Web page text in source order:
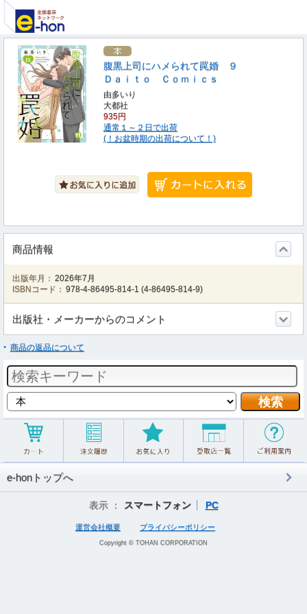
腹黒上司にハメられて罠婚 ９
Ｄａｉｔｏ Ｃｏｍｉｃｓ
由多いり
大都社
935円
通常１～２日で出荷
(！お盆時期の出荷について！)
商品情報
出版年月： 2026年7月
ISBNコード： 978-4-86495-814-1 (4-86495-814-9)
出版社・メーカーからのコメント
商品の返品について
e-honトップへ
表示 ： スマートフォン PC
運営会社概要 プライバシーポリシー
Copyright © TOHAN CORPORATION